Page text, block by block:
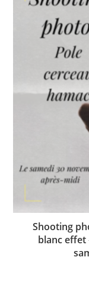
Shooting
blanc effet